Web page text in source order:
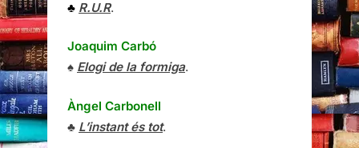
♣ R.U.R.
Joaquim Carbó
♠ Elogi de la formiga.
Àngel Carbonell
♣ L’instant és tot.